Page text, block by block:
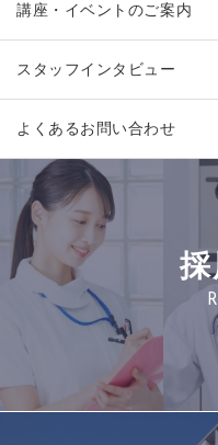
講座・イベントのご案内
スタッフインタビュー
よくあるお問い合わせ